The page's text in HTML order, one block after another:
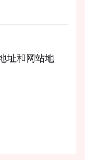
址和网站地